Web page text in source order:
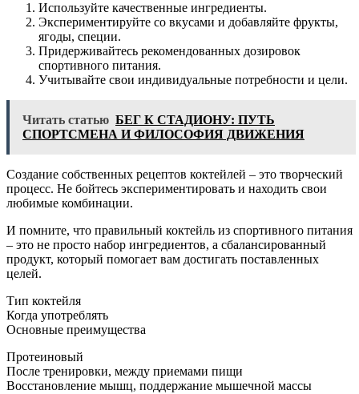
Используйте качественные ингредиенты.
Экспериментируйте со вкусами и добавляйте фрукты,
ягоды, специи.
Придерживайтесь рекомендованных дозировок
спортивного питания.
Учитывайте свои индивидуальные потребности и цели.
Читать статью БЕГ К СТАДИОНУ: ПУТЬ
СПОРТСМЕНА И ФИЛОСОФИЯ ДВИЖЕНИЯ
Создание собственных рецептов коктейлей – это творческий
процесс. Не бойтесь экспериментировать и находить свои
любимые комбинации.
И помните, что правильный коктейль из спортивного питания
– это не просто набор ингредиентов, а сбалансированный
продукт, который помогает вам достигать поставленных
целей.
Тип коктейля
Когда употреблять
Основные преимущества
Протеиновый
После тренировки, между приемами пищи
Восстановление мышц, поддержание мышечной массы